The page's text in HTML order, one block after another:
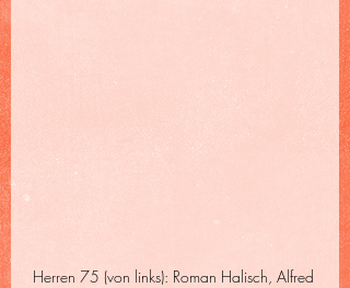
Herren 75 (von links): Roman Halisch, Alfred